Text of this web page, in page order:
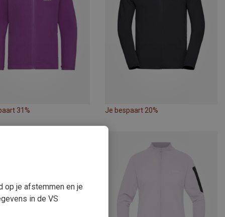
31% Je bespaart 20%
op je afstemmen en je
in de VS